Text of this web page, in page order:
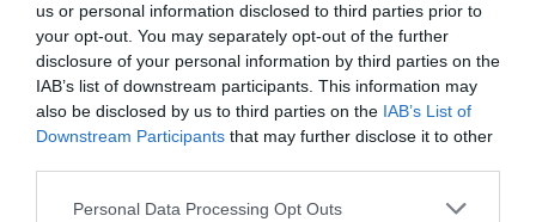
us or personal information disclosed to third parties prior to
your opt-out. You may separately opt-out of the further
disclosure of your personal information by third parties on the
IAB’s list of downstream participants. This information may
also be disclosed by us to third parties on the IAB’s List of
Downstream Participants that may further disclose it to other
Please note that this website/app uses one or more Google
Personal Data Processing Opt Outs